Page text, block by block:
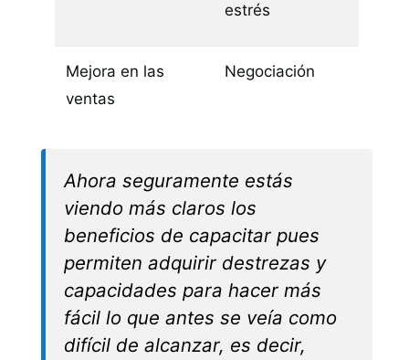
estrés
Mejora en las
ventas
Negociación
Ahora seguramente estás
viendo más claros los
beneficios de capacitar pues
permiten adquirir destrezas y
capacidades para hacer más
fácil lo que antes se veía como
difícil de alcanzar, es decir,